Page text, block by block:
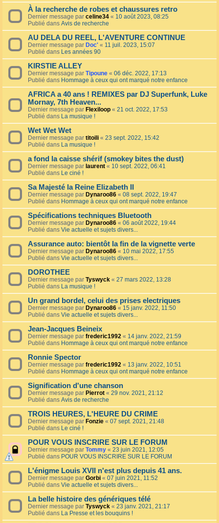
À la recherche de robes et chaussures retro
Dernier message par celine34 « 10 août 2023, 08:25
Publié dans Avis de recherche
AU DELA DU REEL, L'AVENTURE CONTINUE
Dernier message par Doc' « 11 juil. 2023, 15:07
Publié dans Les années 90
KIRSTIE ALLEY
Dernier message par Tipoune « 06 déc. 2022, 17:13
Publié dans Hommage à ceux qui ont marqué notre enfance
AFRICA a 40 ans ! REMIXES par DJ Superfunk, Luke
Mornay, 7th Heaven...
Dernier message par Flexiloop « 21 oct. 2022, 17:53
Publié dans La musique !
Wet Wet Wet
Dernier message par titoili « 23 sept. 2022, 15:42
Publié dans La musique !
a fond la caisse shérif (smokey bites the dust)
Dernier message par laurent « 10 sept. 2022, 06:41
Publié dans Le ciné !
Sa Majesté la Reine Elizabeth II
Dernier message par Dynaroo86 « 08 sept. 2022, 19:47
Publié dans Hommage à ceux qui ont marqué notre enfance
Spécifications techniques Bluetooth
Dernier message par Dynaroo86 « 06 août 2022, 19:44
Publié dans Vie actuelle et sujets divers...
Assurance auto: bientôt la fin de la vignette verte
Dernier message par Dynaroo86 « 10 mai 2022, 17:55
Publié dans Vie actuelle et sujets divers...
DOROTHEE
Dernier message par Tyswyck « 27 mars 2022, 13:28
Publié dans La musique !
Un grand bordel, celui des prises electriques
Dernier message par Dynaroo86 « 15 janv. 2022, 11:50
Publié dans Vie actuelle et sujets divers...
Jean-Jacques Beineix
Dernier message par frederic1992 « 14 janv. 2022, 21:59
Publié dans Hommage à ceux qui ont marqué notre enfance
Ronnie Spector
Dernier message par frederic1992 « 13 janv. 2022, 10:51
Publié dans Hommage à ceux qui ont marqué notre enfance
Signification d'une chanson
Dernier message par Pierrot « 29 nov. 2021, 21:12
Publié dans Avis de recherche
TROIS HEURES, L'HEURE DU CRIME
Dernier message par Fonzie « 07 sept. 2021, 21:48
Publié dans Le ciné !
POUR VOUS INSCRIRE SUR LE FORUM
Dernier message par Tommy « 23 juin 2021, 12:05
Publié dans POUR VOUS INSCRIRE SUR LE FORUM
L'énigme Louis XVII n'est plus depuis 41 ans.
Dernier message par Gorbi « 07 juin 2021, 11:52
Publié dans Vie actuelle et sujets divers...
La belle histoire des génériques télé
Dernier message par Tyswyck « 23 janv. 2021, 21:17
Publié dans La Presse et les bouquins !